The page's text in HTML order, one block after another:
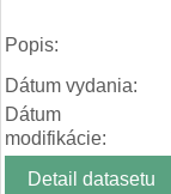
Popis:
Dátum vydania:
Dátum
modifikácie:
Detail datasetu